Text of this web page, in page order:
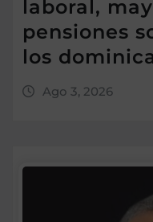
laboral,
pensiones
los
Ago 3, 2026